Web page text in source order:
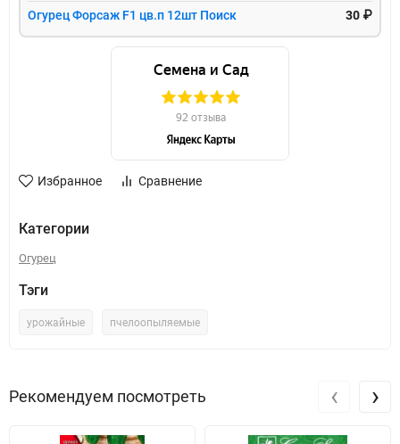
Огурец Форсаж F1 цв.п 12шт Поиск
30 ₽
Избранное Сравнение
Категории
Огурец
Тэги
урожайные пчелоопыляемые
Рекомендуем посмотреть ‹ ›